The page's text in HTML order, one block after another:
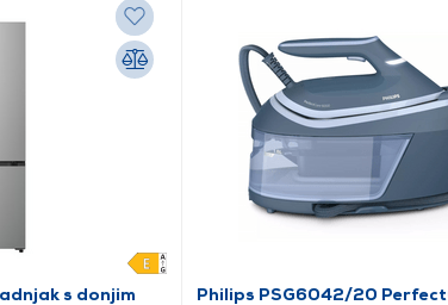
s donjim
Philips PSG6042/20